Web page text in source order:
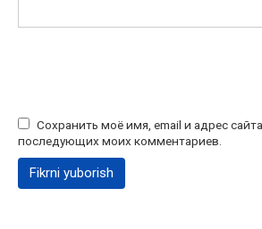
Сохранить моё имя, email и адрес
последующих моих комментариев.